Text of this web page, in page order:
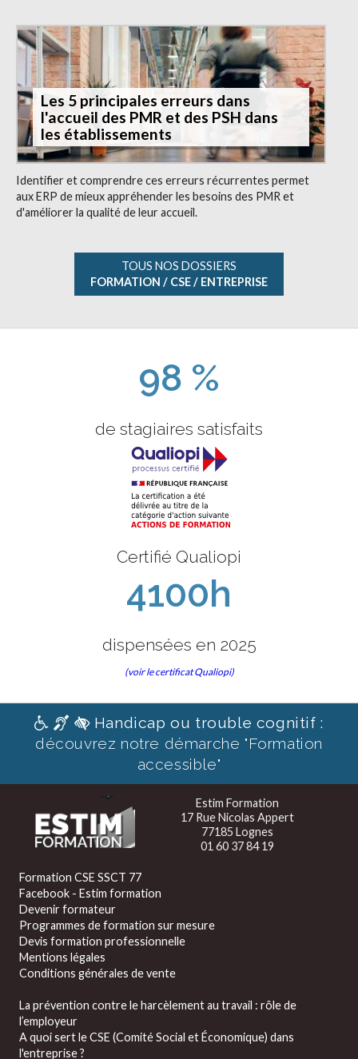
Les 5 principales erreurs dans
l'accueil des PMR et des PSH dans
les établissements
Identifier et comprendre ces erreurs récurrentes permet
aux ERP de mieux appréhender les besoins des PMR et
d'améliorer la qualité de leur accueil.
TOUS NOS DOSSIERS
FORMATION / CSE / ENTREPRISE
98 %
de stagiaires satisfaits
Certifié Qualiopi
4100h
dispensées en 2025
(voir le certificat Qualiopi)
Handicap ou trouble cognitif :
découvrez notre démarche "Formation
accessible"
Estim Formation
17 Rue Nicolas Appert
77185 Lognes
01 60 37 84 19
Formation CSE SSCT 77
Facebook - Estim formation
Devenir formateur
Programmes de formation sur mesure
Devis formation professionnelle
Mentions légales
Conditions générales de vente
La prévention contre le harcèlement au travail : rôle de
l’employeur
A quoi sert le CSE (Comité Social et Économique) dans
l'entreprise ?